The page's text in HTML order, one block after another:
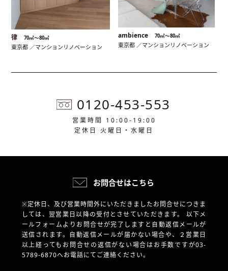
律 70㎡〜80㎡
東京都 ／マンションリノベーション
ambience 70㎡〜80㎡
東京都 ／マンションリノベーション
0120-453-553
営業時間 10:00-19:00
定休日 火曜日・水曜日
お問合せはこちら
※定休日、及び営業時間外にいただきましたお問合せにつきま
しては、翌営業日以降の受付とさせていただきます。 以下メ
ールフォームよりお問合せが完了しますと自動返信メールが
送信されます。自動返信メールが届かない場合や、
２営業日
以上経ってもお問合せの返信がない場合はお手数ですが03-
5789-6870へお電話にてご連絡ください。